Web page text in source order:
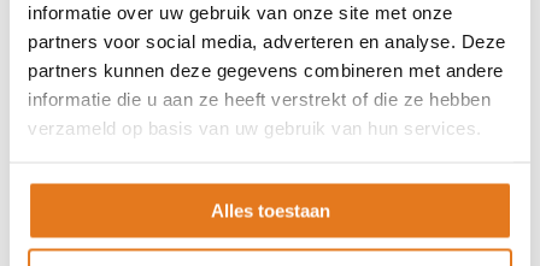
informatie over uw gebruik van onze site met onze
partners voor social media, adverteren en analyse. Deze
partners kunnen deze gegevens combineren met andere
informatie die u aan ze heeft verstrekt of die ze hebben
verzameld op basis van uw gebruik van hun services.
Alles toestaan
ASSORTIMENT
Appendages
Biomassa ketels
Buffervaten
CV haard